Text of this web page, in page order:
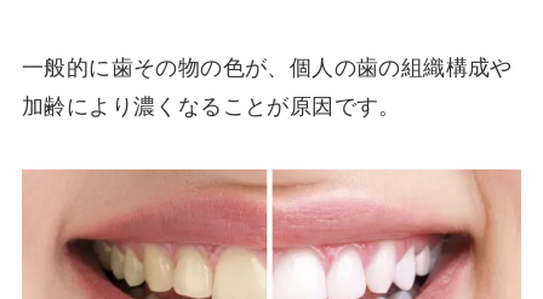
一般的に歯その物の色が、個人の歯の組織構成や
加齢により濃くなることが原因です。